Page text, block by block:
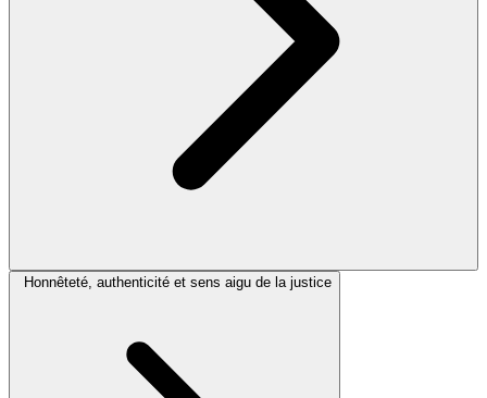
Honnêteté, authenticité et sens aigu de la justice